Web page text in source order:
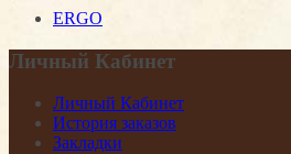
ERGO
Личный Кабинет
Личный Кабинет
История заказов
Закладки